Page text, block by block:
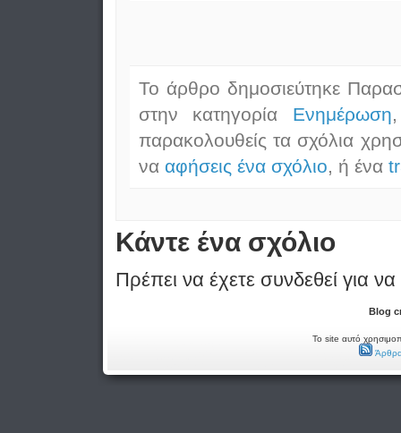
Το άρθρο δημοσιεύτηκε
στην κατηγορία Ενημέρωση
παρακολουθείς τα σχόλια
να αφήσεις ένα σχόλιο, ή ένα
Κάντε ένα σχόλιο
Πρέπει να έχετε συνδεθεί για
Blog
Το site αυτό